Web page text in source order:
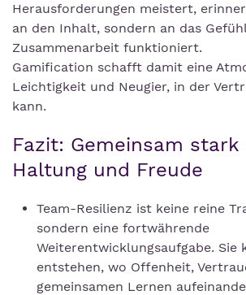
Herausforderungen meistert,
an den Inhalt, sondern an das
Zusammenarbeit funktioniert.
Gamification schafft damit eine
Leichtigkeit und Neugier, in der
kann.
Fazit: Gemeinsam
Haltung und Freude
Team-Resilienz ist keine reine
sondern eine fortwährende
Weiterentwicklungsaufgabe. Sie
entstehen, wo Offenheit,
gemeinsamen Lernen